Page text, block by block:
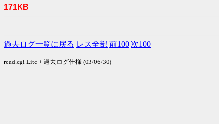
171KB
過去ログ一覧に戻る レス全部 前100 次100
read.cgi Lite + 過去ログ仕様 (03/06/30)